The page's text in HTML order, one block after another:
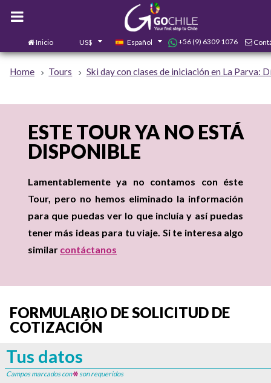
Inicio US$ Español +56 (9) 6309 1076
0
Home Tours Ski day con clases de iniciación en La Parva:
ESTE TOUR YA NO ESTÁ
DISPONIBLE
Lamentablemente ya no contamos con éste
Tour, pero no hemos eliminado la información
para que puedas ver lo que incluía y así puedas
tener más ideas para tu viaje. Si te interesa algo
similar contáctanos
FORMULARIO DE SOLICITUD DE
COTIZACIÓN
Tus datos
Campos marcados con son requeridos